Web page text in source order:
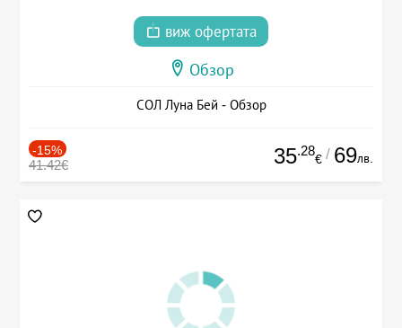
виж офертата
Обзор
СОЛ Луна Бей - Обзор
-15%
41.42€ 35.28
€ / 69лв.